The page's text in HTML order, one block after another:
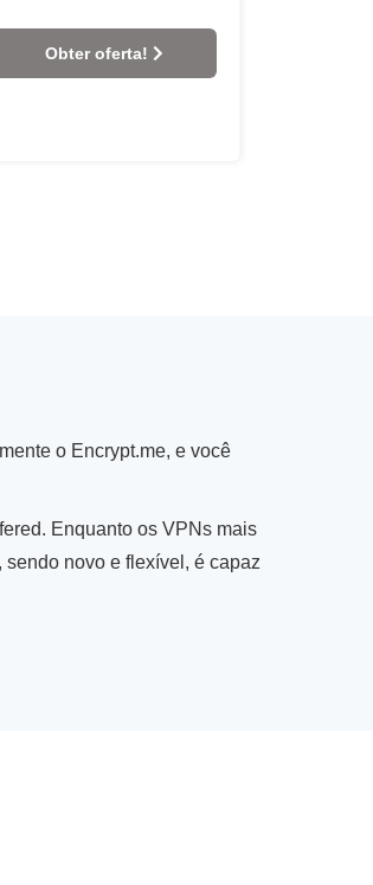
Obter oferta!
o Encrypt.me, e você
Enquanto os VPNs mais
novo e flexível, é capaz